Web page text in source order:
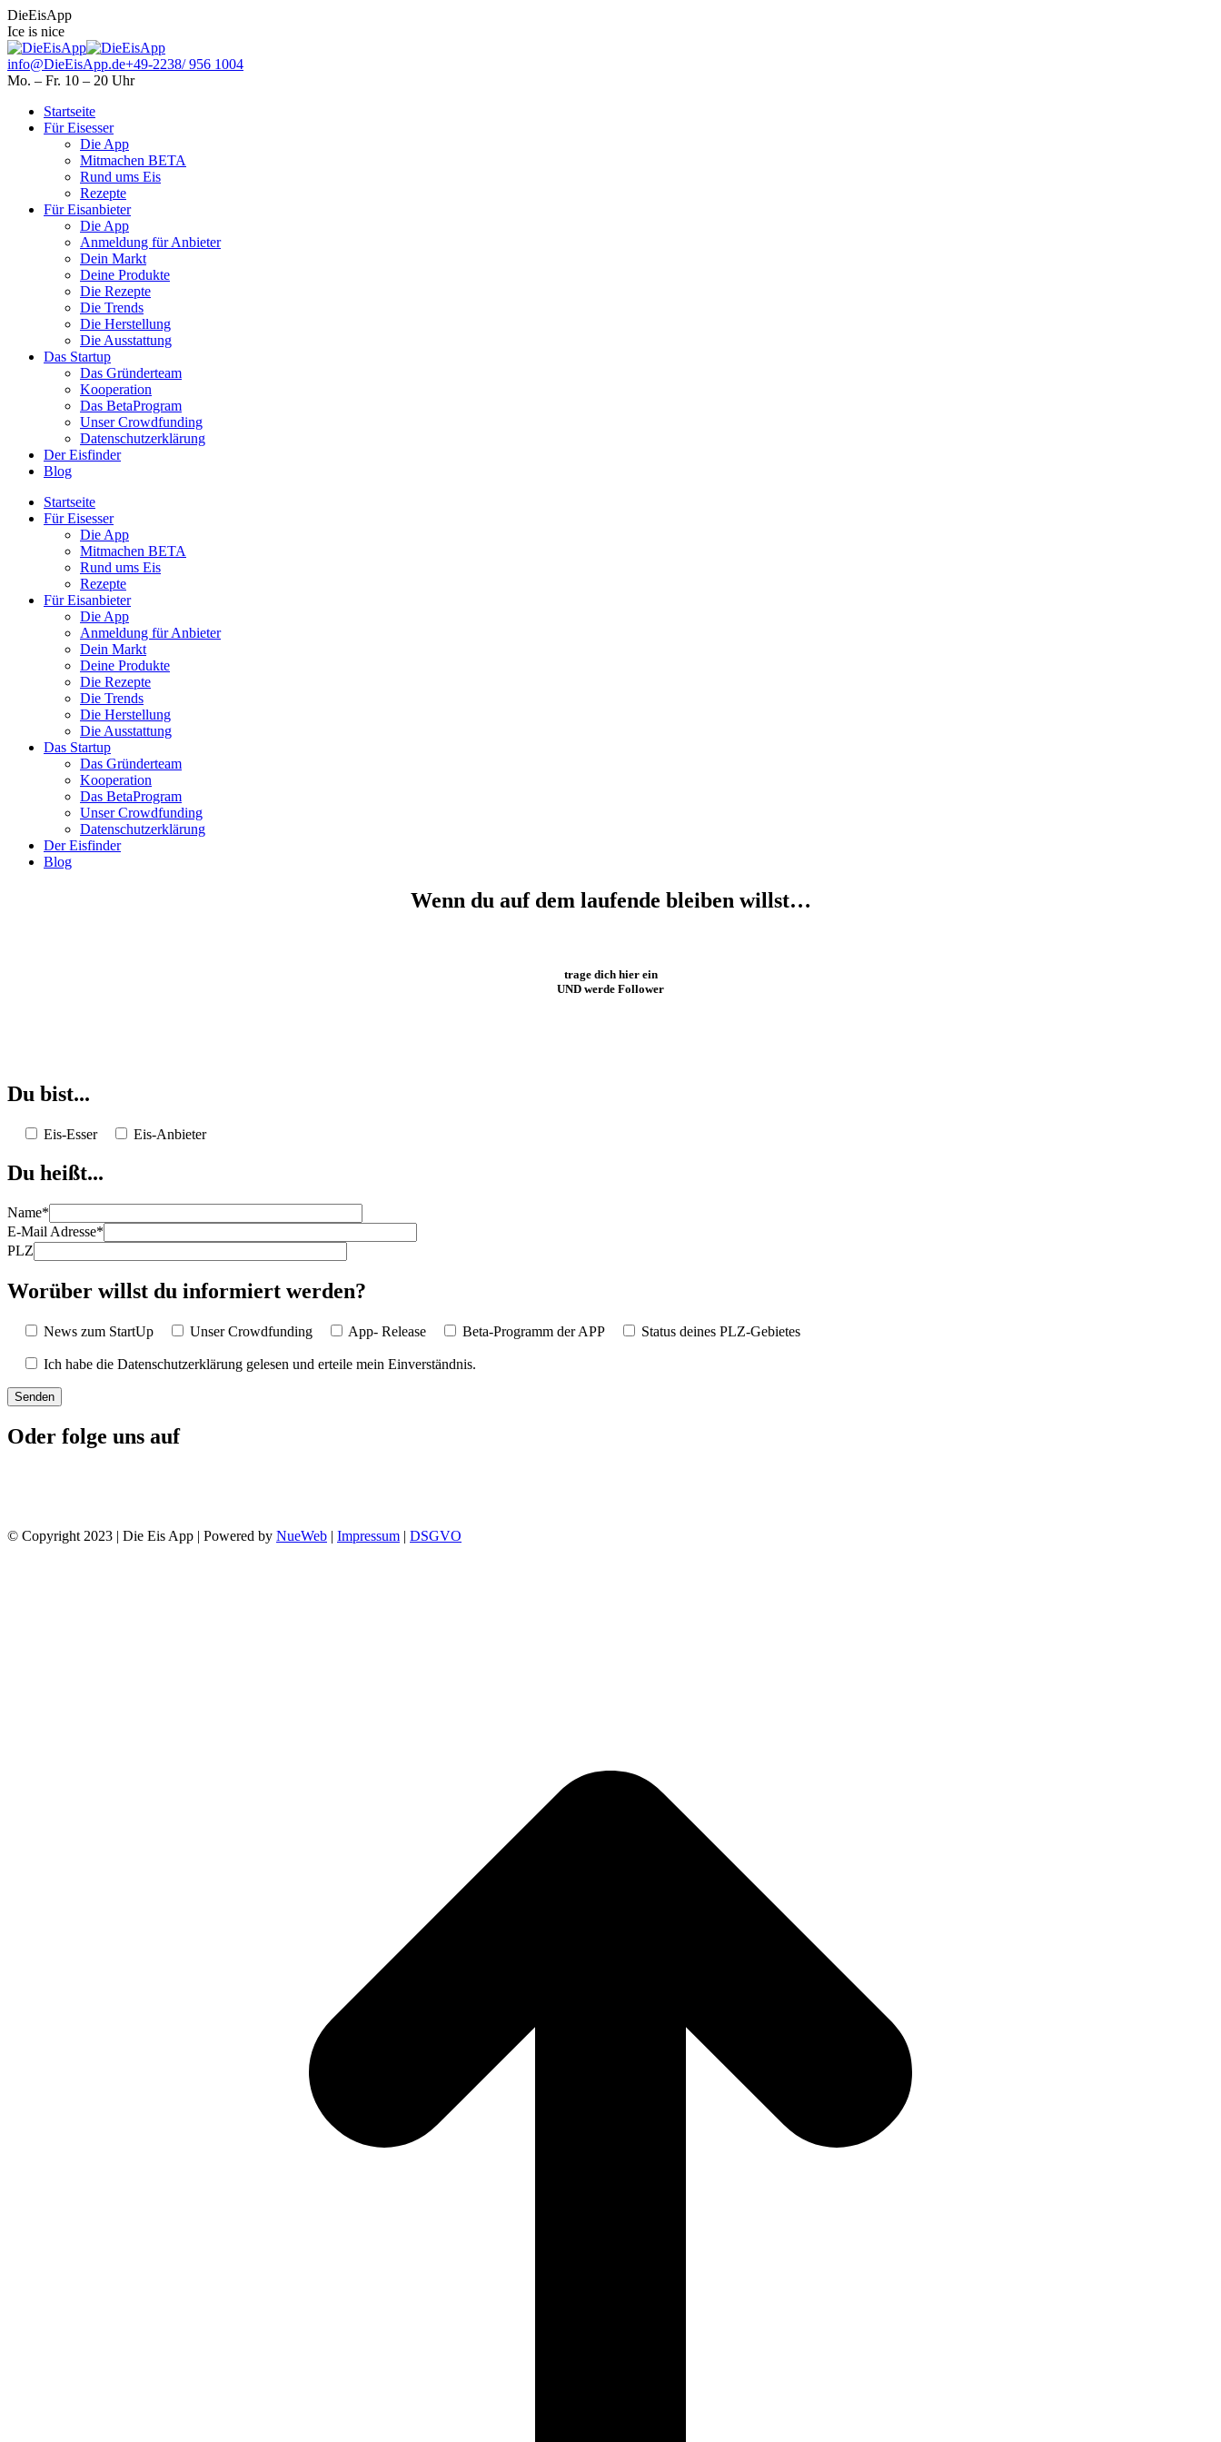
Skip
to
content
Facebook
page
opens
in
new
Instagram
page
opens
in
new
DieEisApp
Ice is nice
info@DieEisApp.de+49-2238/ 956 1004
Mo. – Fr. 10 – 20 Uhr
Startseite
Für Eisesser
Die App
Mitmachen BETA
Rund ums Eis
Rezepte
Für Eisanbieter
Die App
Anmeldung für Anbieter
Dein Markt
Deine Produkte
Die Rezepte
Die Trends
Die Herstellung
Die Ausstattung
Das Startup
Das Gründerteam
Kooperation
Das BetaProgram
Unser Crowdfunding
Datenschutzerklärung
Der Eisfinder
Blog
Startseite
Für Eisesser
Die App
Mitmachen BETA
Rund ums Eis
Rezepte
Für Eisanbieter
Die App
Anmeldung für Anbieter
Dein Markt
Deine Produkte
Die Rezepte
Die Trends
Die Herstellung
Die Ausstattung
Das Startup
Das Gründerteam
Kooperation
Das BetaProgram
Unser Crowdfunding
Datenschutzerklärung
Der Eisfinder
Blog
Wenn du auf dem laufende bleiben willst…
trage dich hier ein
UND werde Follower
Du bist...
Eis-Esser Eis-Anbieter
Du heißt...
Name*
E-Mail Adresse*
PLZ
Worüber willst du informiert werden?
News zum StartUp Unser Crowdfunding App- Release Beta-Programm der APP Status deines PLZ-Gebietes
Ich habe die Datenschutzerklärung gelesen und erteile mein Einverständnis.
Oder folge uns auf
© Copyright 2023 | Die Eis App | Powered by NueWeb | Impressum | DSGVO